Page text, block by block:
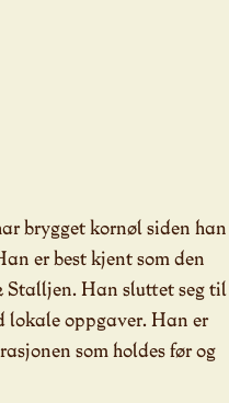
brygget kornøl siden han
er best kjent som den
Stalljen. Han sluttet seg til
lokale oppgaver. Han er
som holdes før og